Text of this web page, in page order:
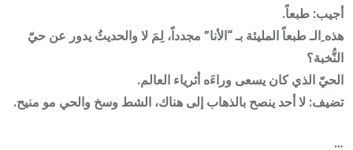
أجيب: طبعاً.
هذه ِالـ طبعاً المليئة بـ “الأنا” مجدداً، لِمَ لا والحديثُ يدور عن حيّ
النُّخبة؟
الحيّ الذي كان يسعى وراءَه أثرياء العالم.
تضيف: لا أحد ينصح بالذهاب إلى هناك، الشط وسخ والحي مو منيح.
…